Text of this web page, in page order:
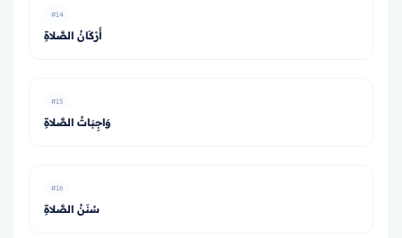
#14
أَرْكَانُ الصَّلاةِ
#15
وَاجِبَاتُ الصَّلاةِ
#16
سُنَنُ الصَّلاةِ